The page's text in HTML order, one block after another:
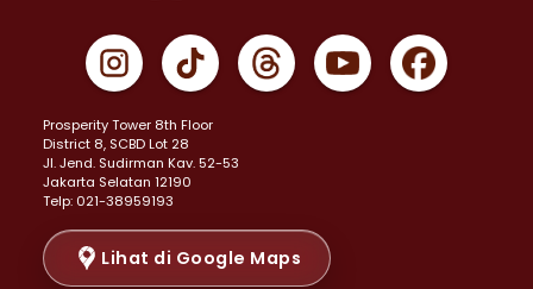
Properti Dijual di Gambir >
Properti Dijual di Johar Baru >
Properti Dijual di Menteng >
Properti Dijual di Senen >
Properti Dijual di Tanah Abang >
Properti Dijual di Cikini >
Properti Dijual di Kramat >
Properti Dijual di Pasar Baru >
Prosperity Tower 8th Floor
District 8, SCBD Lot 28
JI. Jend. Sudirman Kav. 52-53
Jakarta Selatan 12190
Telp: 021-38959193
Lihat di Google Maps